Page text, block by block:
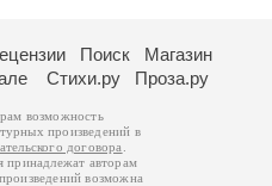
Поиск
Магазин
Стихи.ру Проза.ру
возможность
произведений в
договора
принадлежат авторам
возможна